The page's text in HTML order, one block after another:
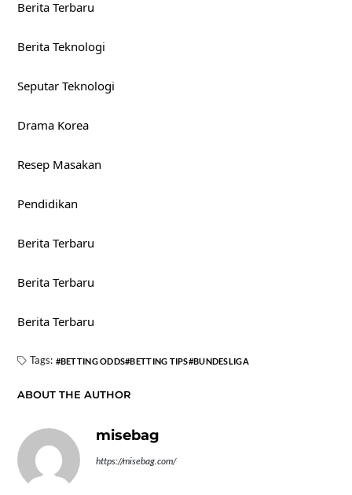
Berita Terbaru
Berita Teknologi
Seputar Teknologi
Drama Korea
Resep Masakan
Pendidikan
Berita Terbaru
Berita Terbaru
Berita Terbaru
Tags: BETTING ODDS BETTING TIPS BUNDESLIGA
ABOUT THE AUTHOR
misebag
https://misebag.com/